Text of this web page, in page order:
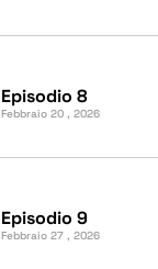
Episodio 8
Febbraio 20 , 2026
Episodio 9
Febbraio 27 , 2026